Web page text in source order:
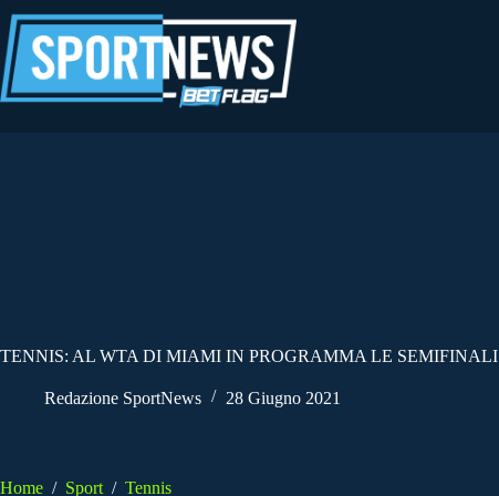
al
contenuto
TENNIS: AL WTA DI MIAMI IN PROGRAMMA LE SEMIFINALI
Redazione SportNews 28 Giugno 2021
Home / Sport / Tennis